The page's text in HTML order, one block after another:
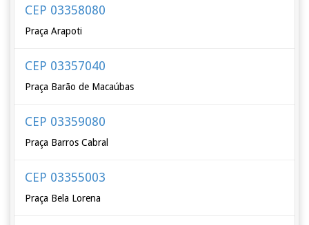
CEP 03358080
Praça Arapoti
CEP 03357040
Praça Barão de Macaúbas
CEP 03359080
Praça Barros Cabral
CEP 03355003
Praça Bela Lorena